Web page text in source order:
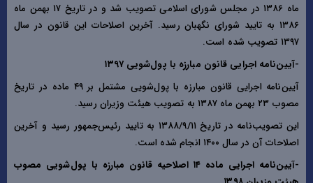
ماه ۱۳۸۶ در مجلس شورای اسلامی تصویب شد و در تاریخ ۱۷ بهمن ماه
۱۳۸۶ به تایید شورای نگهبان رسید. آخرین اصلاحات این قانون در سال
۱۳۹۷ تصویب شده است.
-آیین‌نامه اجرایی قانون مبارزه با پول‌شویی ۱۳۹۷
آیین‌نامه اجرایی قانون مبارزه با پول‌شویی مشتمل بر ۴۹ ماده در تاریخ
مصوب ۲۳ بهمن ماه ۱۳۸۷ به تصویب هیئت وزیران رسید.
این تصویب‌نامه در تاریخ ۱۳۸۸/۹/۱۱ به تایید رئیس‌جمهور رسید و آخرین
اصلاحات آن در سال ۱۴۰۰ انجام شده است.
-آیین‌نامه اجرایی ماده ۱۴ اصلاحیه قانون مبارزه با پول‌شویی مصوب